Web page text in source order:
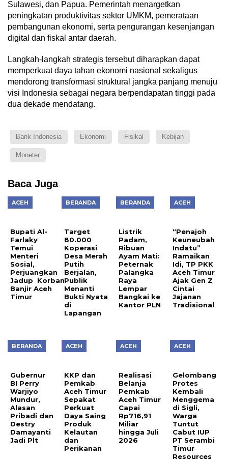
Sulawesi, dan Papua. Pemerintah menargetkan
peningkatan produktivitas sektor UMKM, pemerataan
pembangunan ekonomi, serta pengurangan kesenjangan
digital dan fiskal antar daerah.
Langkah-langkah strategis tersebut diharapkan dapat
memperkuat daya tahan ekonomi nasional sekaligus
mendorong transformasi struktural jangka panjang menuju
visi Indonesia sebagai negara berpendapatan tinggi pada
dua dekade mendatang.
Bank Indonesia Ekonomi Fisikal Kebijan
Moneter
Baca Juga
ACEH
Bupati Al-
Farlaky
Temui
Menteri
Sosial,
Perjuangkan
Jadup Korban
Banjir Aceh
Timur
BERANDA
Target
80.000
Koperasi
Desa Merah
Putih
Berjalan,
Publik
Menanti
Bukti Nyata
di
Lapangan
BERANDA
Listrik
Padam,
Ribuan
Ayam Mati:
Peternak
Palangka
Raya
Lempar
Bangkai ke
Kantor PLN
ACEH
“Penajoh
Keuneubah
Indatu”
Ramaikan
Idi, TP PKK
Aceh Timur
Ajak Gen Z
Cintai
Jajanan
Tradisional
BERANDA
Gubernur
BI Perry
Warjiyo
Mundur,
Alasan
Pribadi dan
Destry
Damayanti
Jadi Plt
ACEH
KKP dan
Pemkab
Aceh Timur
Sepakat
Perkuat
Daya Saing
Produk
Kelautan
dan
Perikanan
ACEH
Realisasi
Belanja
Pemkab
Aceh Timur
Capai
Rp716,91
Miliar
hingga Juli
2026
ACEH
Gelombang
Protes
Kembali
Menggema
di Sigli,
Warga
Tuntut
Cabut IUP
PT Serambi
Timur
Resources